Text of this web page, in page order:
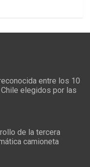
entre los 10
elegidos por las
de la tercera
camioneta